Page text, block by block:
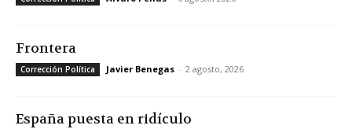
Frontera
Corrección Política Javier Benegas - 2 agosto, 2026
España puesta en ridículo